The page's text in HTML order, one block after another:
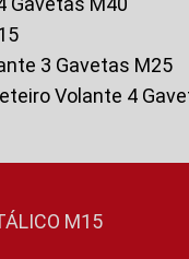
3 Gavetas M25
Volante 4
M15